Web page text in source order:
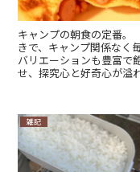
キャンプの朝食の定番。
きで、キャンプ関係なく
バリエーションも豊富で
せ、探究心と好奇心が溢
雑記